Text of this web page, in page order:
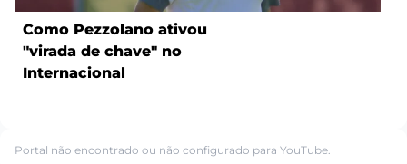
Como Pezzolano ativou
"virada de chave" no
Internacional
Portal não encontrado ou não configurado para YouTube.